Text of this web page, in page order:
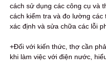
cách sử dụng các công cụ và
cách kiểm tra và đo lường
xác định và sửa chữa các lỗi
+Đối với kiến thức, thợ cần
khi làm việc với điện nước,